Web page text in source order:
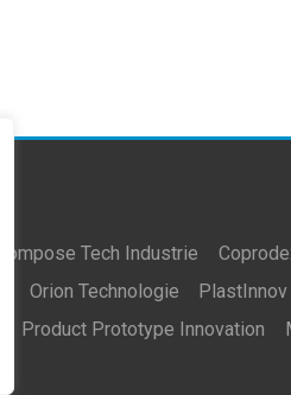
Compose Tech Industrie
Orion Technologie PlastInnov
Product Prototype Innovation